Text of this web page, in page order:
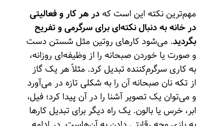
مهم‌ترین نکته این است که در هر کار و فعالیتی
در خانه به دنبال نکته‌ای برای سرگرمی و تفریح
بگردید. می‌شود کارهای روتین مثل شستن دست
و صورت یا خوردن صبحانه را از وظیفه‌ای روزانه،
به کاری سرگرم‌کننده تبدیل کرد. مثلاً هر یک گاز
از تکه نان صبحانه آن را به شکلی تازه در می‌آورد
و می‌توان یک تصویر آشنا را در آن پیدا کرد؛ فیل،
ابر، خرس یا بالون. یک راه دیگر برای تبدیل کارها